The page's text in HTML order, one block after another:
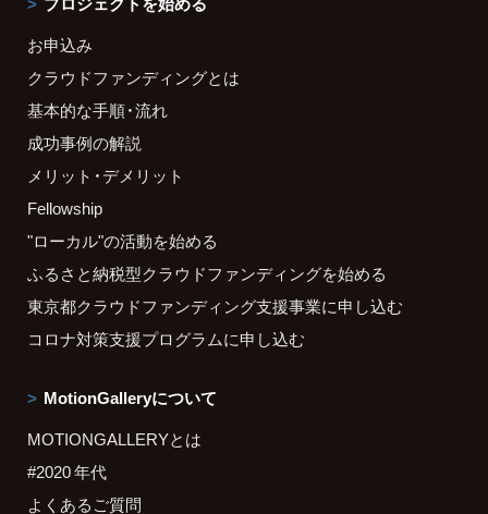
お申込み
クラウドファンディングとは
基本的な手順・流れ
成功事例の解説
メリット・デメリット
Fellowship
"ローカル"の活動を始める
ふるさと納税型クラウドファンディングを始める
東京都クラウドファンディング支援事業に申し込む
コロナ対策支援プログラムに申し込む
MotionGalleryについて
MOTIONGALLERYとは
#2020 年代
よくあるご質問